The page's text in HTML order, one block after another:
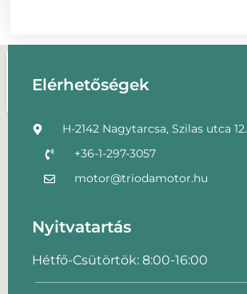
Elérhetőségek
H-2142 Nagytarcsa, Szilas utca 12.
+36-1-297-3057
motor@triodamotor.hu
Nyitvatartás
Hétfő-Csütörtök: 8:00-16:00